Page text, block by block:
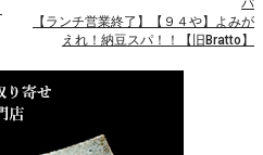
【ランチ営業終了】【９４や】よみが
えれ！納豆スパ！！【旧Bratto】